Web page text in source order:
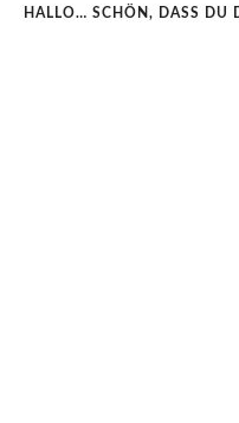
HALLO… SCHÖN, DASS DU